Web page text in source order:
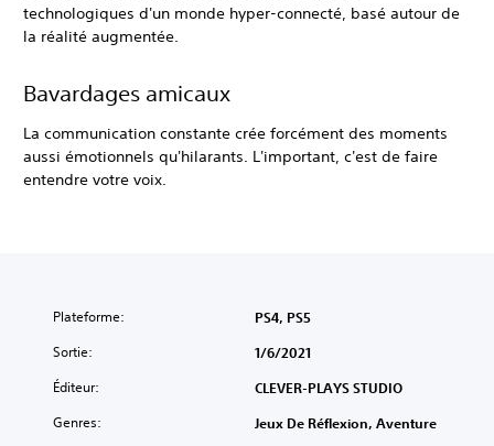
technologiques d'un monde hyper-connecté, basé autour de
la réalité augmentée.
Bavardages amicaux
La communication constante crée forcément des moments
aussi émotionnels qu'hilarants. L'important, c'est de faire
entendre votre voix.
Plateforme: PS4, PS5
Sortie: 1/6/2021
Éditeur: CLEVER-PLAYS STUDIO
Genres: Jeux De Réflexion, Aventure